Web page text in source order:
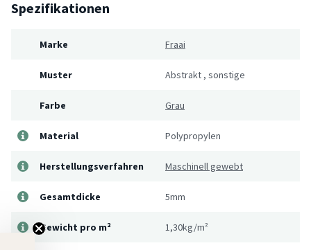
Spezifikationen
Marke Fraai
Muster Abstrakt , sonstige
Farbe Grau
Material Polypropylen
Herstellungsverfahren Maschinell gewebt
Gesamtdicke 5mm
Gewicht pro m² 1,30kg/m²